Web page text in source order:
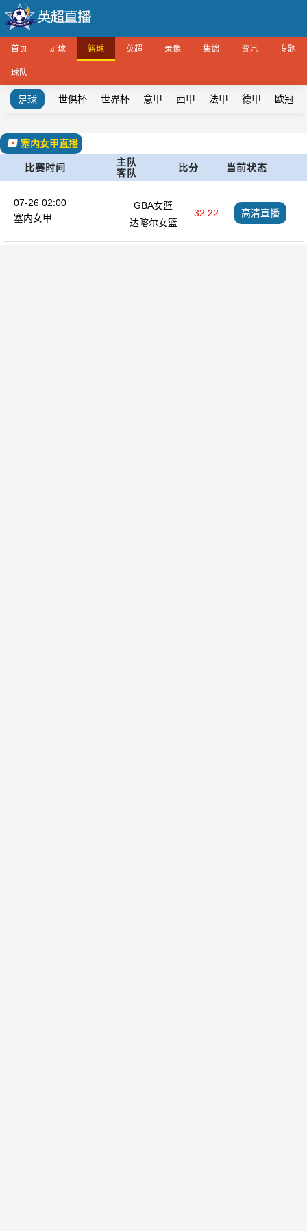
首页 足球 篮球 英超 录像 集锦 资讯 专题
球队
足球 世俱杯 世界杯 意甲 西甲 法甲 德甲 欧冠
塞内女甲直播
比赛时间 主队 比分
客队 当前状态
07-26 02:00
塞内女甲
GBA女篮
32:22
达喀尔女篮
高清直播